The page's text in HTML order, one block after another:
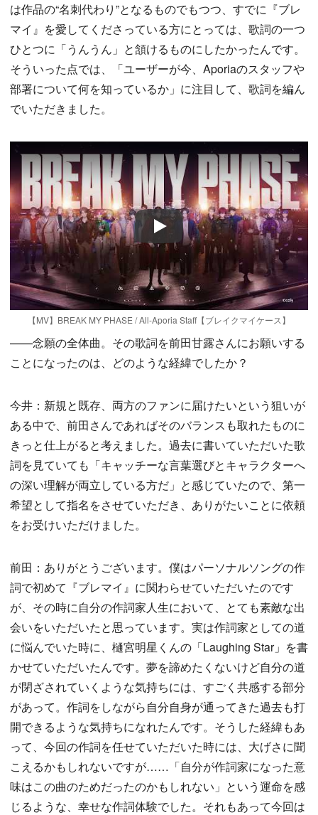
は作品の“名刺代わり”となるものでもつつ、すでに『ブレ
マイ』を愛してくださっている方にとっては、歌詞の一つ
ひとつに「うんうん」と頷けるものにしたかったんです。
そういった点では、「ユーザーが今、Aporiaのスタッフや
部署について何を知っているか」に注目して、歌詞を編ん
でいただきました。
Play
【MV】BREAK MY PHASE / All-Aporia Staff【ブレイクマイケース】
——念願の全体曲。その歌詞を前田甘露さんにお願いする
ことになったのは、どのような経緯でしたか？
今井：新規と既存、両方のファンに届けたいという狙いが
ある中で、前田さんであればそのバランスも取れたものに
きっと仕上がると考えました。過去に書いていただいた歌
詞を見ていても「キャッチーな言葉選びとキャラクターへ
の深い理解が両立している方だ」と感じていたので、第一
希望として指名をさせていただき、ありがたいことに依頼
をお受けいただけました。
前田：ありがとうございます。僕はパーソナルソングの作
詞で初めて『ブレマイ』に関わらせていただいたのです
が、その時に自分の作詞家人生において、とても素敵な出
会いをいただいたと思っています。実は作詞家としての道
に悩んでいた時に、樋宮明星くんの「Laughing Star」を書
かせていただいたんです。夢を諦めたくないけど自分の道
が閉ざされていくような気持ちには、すごく共感する部分
があって。作詞をしながら自分自身が通ってきた過去も打
開できるような気持ちになれたんです。そうした経緯もあ
って、今回の作詞を任せていただいた時には、大げさに聞
こえるかもしれないですが……「自分が作詞家になった意
味はこの曲のためだったのかもしれない」という運命を感
じるような、幸せな作詞体験でした。それもあって今回は